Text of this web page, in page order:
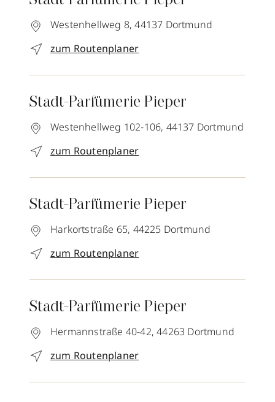
Westenhellweg 8, 44137 Dortmund
zum Routenplaner
Stadt-Parfümerie Pieper
Westenhellweg 102-106, 44137 Dortmund
zum Routenplaner
Stadt-Parfümerie Pieper
Harkortstraße 65, 44225 Dortmund
zum Routenplaner
Stadt-Parfümerie Pieper
Hermannstraße 40-42, 44263 Dortmund
zum Routenplaner